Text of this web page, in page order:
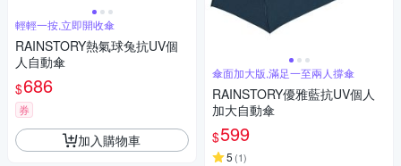
輕輕一按,立即開收傘
RAINSTORY熱氣球兔抗UV個
人自動傘
$686
券
加入購物車
傘面加大版,滿足一至兩人撐傘
RAINSTORY優雅藍抗UV個人
加大自動傘
$599
5 (1)